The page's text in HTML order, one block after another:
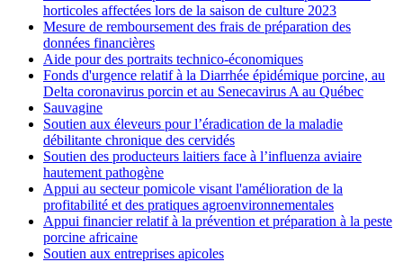
horticoles affectées lors de la saison de culture 2023
Mesure de remboursement des frais de préparation des
données financières
Aide pour des portraits technico-économiques
Fonds d'urgence relatif à la Diarrhée épidémique porcine, au
Delta coronavirus porcin et au Senecavirus A au Québec
Sauvagine
Soutien aux éleveurs pour l’éradication de la maladie
débilitante chronique des cervidés
Soutien des producteurs laitiers face à l’influenza aviaire
hautement pathogène
Appui au secteur pomicole visant l'amélioration de la
profitabilité et des pratiques agroenvironnementales
Appui financier relatif à la prévention et préparation à la peste
porcine africaine
Soutien aux entreprises apicoles